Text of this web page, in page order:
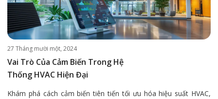
27 Tháng mười một, 2024
Vai Trò Của Cảm Biến Trong Hệ
Thống HVAC Hiện Đại
Khám phá cách cảm biến tiên tiến tối ưu hóa hiệu suất HVAC,